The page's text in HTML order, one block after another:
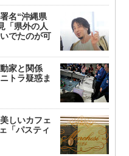
名“沖縄県
「県外の人
でたのが可
家と関係
トラ疑惑ま
しいカフェ
「パスティ